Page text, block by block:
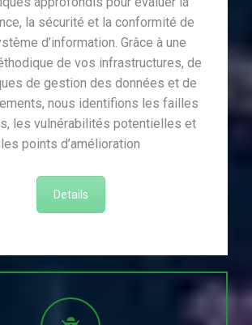
la sécurité et la conformité de
d’information. Grâce à une
de vos infrastructures, de
de gestion des données et de
nous identifions les failles
les vulnérabilités potentielles et
les points d’amélioration
Details